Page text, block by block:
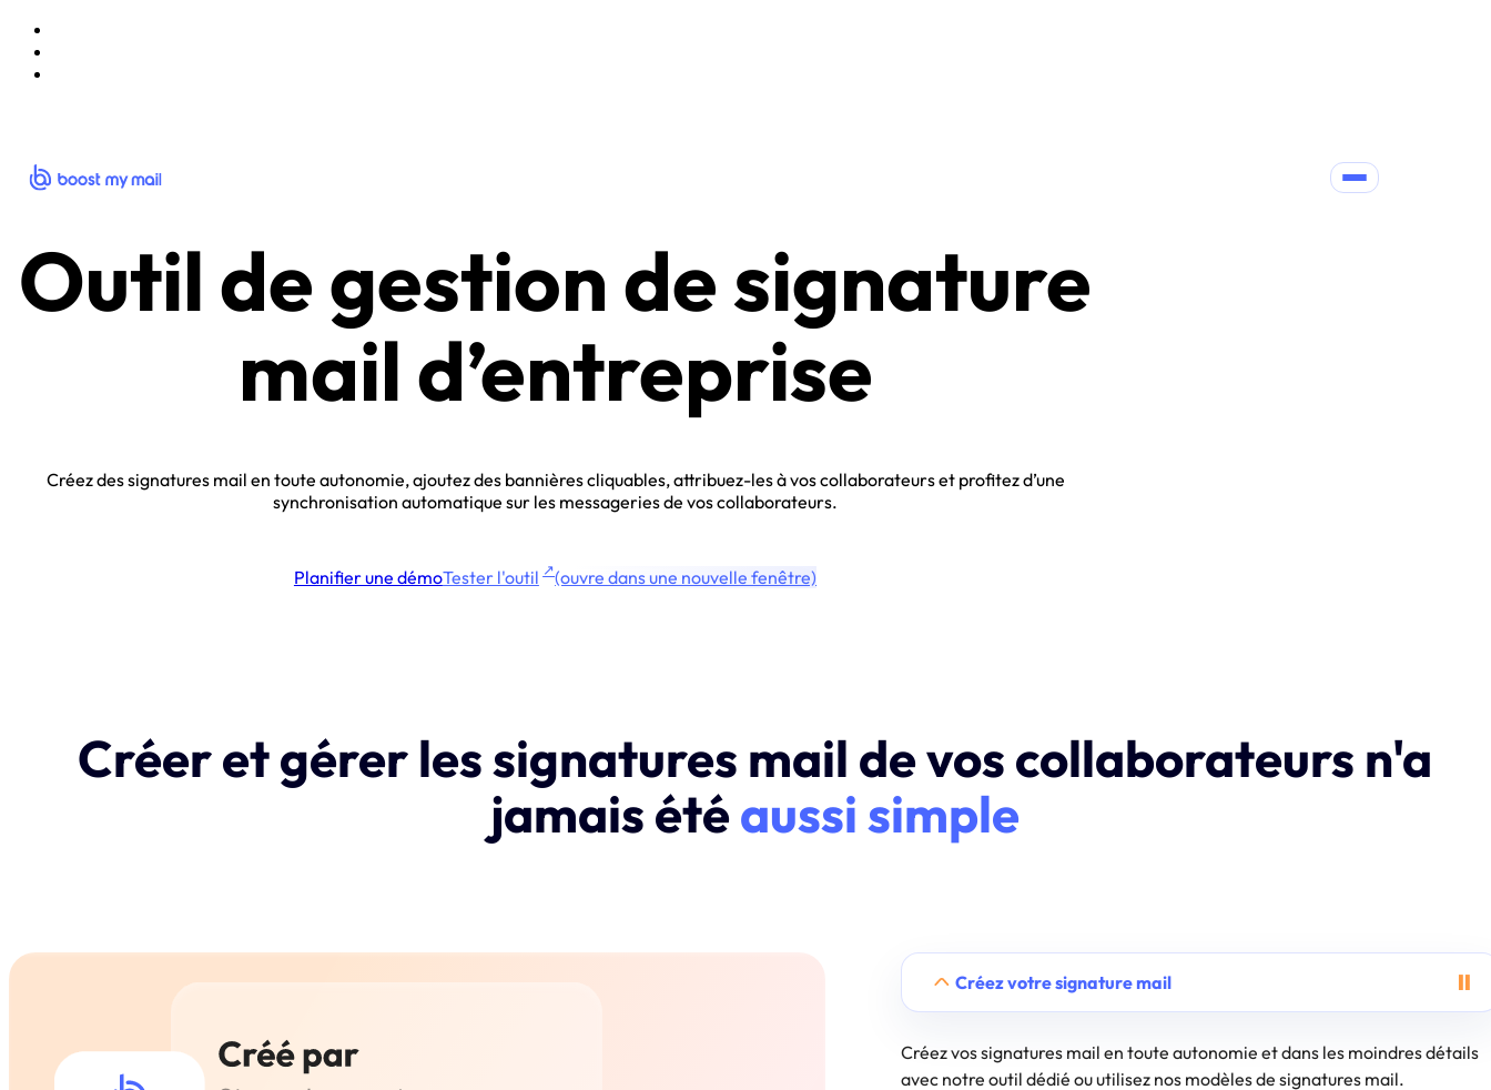
Outil de gestion de signature
mail d’entreprise
Créez des signatures mail en toute autonomie, ajoutez des bannières cliquables, attribuez-les à vos collaborateurs et profitez d’une
synchronisation automatique sur les messageries de vos collaborateurs.
Planifier une démoTester l'outil ↗(ouvre dans une nouvelle fenêtre)
Créer et gérer les signatures mail de vos collaborateurs n'a
jamais étéaussi simple
Créez votre signature mail ⏸︎
Créez vos signatures mail en toute autonomie et dans les moindres détails
avec notre outil dédié ou utilisez nos modèles de signatures mail.